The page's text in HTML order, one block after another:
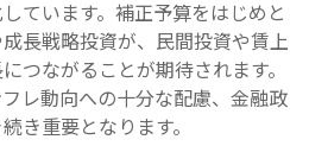
ています。補正予算をはじめと
長戦略投資が、民間投資や賃上
つながることが期待されます。
レ動向への十分な配慮、金融政
き重要となります。